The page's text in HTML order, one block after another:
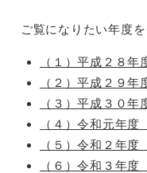
ご覧になりたい年度を
（１）平成２８年
（２）平成２９年
（３）平成３０年
（４）令和元年度
（５）令和２年度
（６）令和３年度